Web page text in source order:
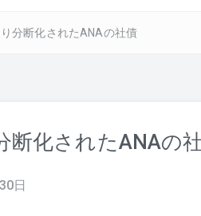
分断化されたANAの社債
断化されたANAの
日